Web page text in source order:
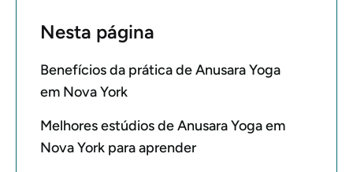
Nesta página
Benefícios da prática de Anusara Yoga
em Nova York
Melhores estúdios de Anusara Yoga em
Nova York para aprender